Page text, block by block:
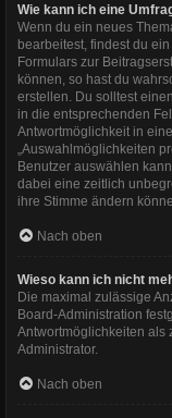
Wie kann ich eine
Wenn du ein neues
bearbeitest, findest du
Formulars zur
können, so hast du
erstellen. Du solltest
in die entsprechenden
Antwortmöglichkeit in
„Auswahlmöglichkeiten
Benutzer auswählen
dabei eine zeitlich
ihre Stimme ändern
Nach oben
Wieso kann ich nicht
Die maximal zulässige
Board-Administration
Antwortmöglichkeiten als
Administrator.
Nach oben